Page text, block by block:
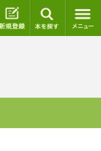
ログイン 新規登録